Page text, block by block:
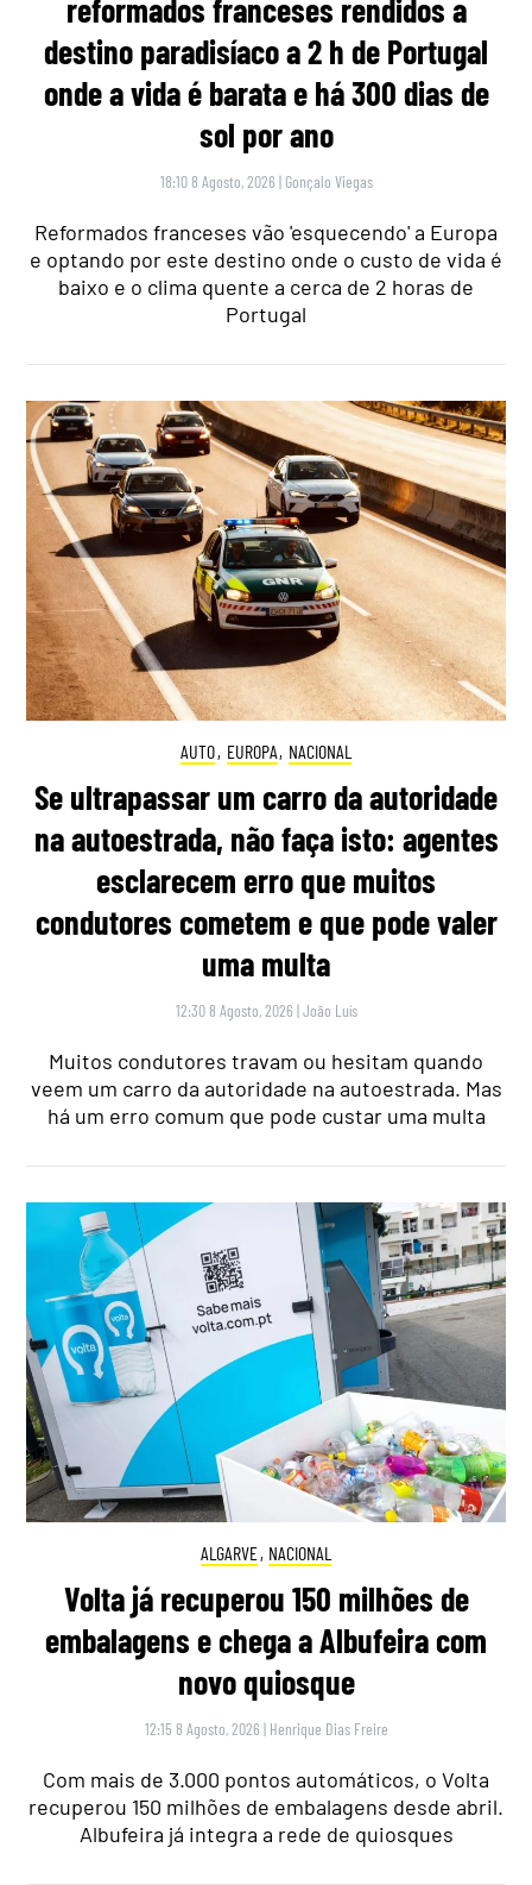
reformados franceses rendidos a
destino paradisíaco a 2 h de Portugal
onde a vida é barata e há 300 dias de
sol por ano
18:10 8 Agosto, 2026 | Gonçalo Viegas
Reformados franceses vão 'esquecendo' a Europa
e optando por este destino onde o custo de vida é
baixo e o clima quente a cerca de 2 horas de
Portugal
AUTO, EUROPA, NACIONAL
Se ultrapassar um carro da autoridade
na autoestrada, não faça isto: agentes
esclarecem erro que muitos
condutores cometem e que pode valer
uma multa
12:30 8 Agosto, 2026 |João Luís
Muitos condutores travam ou hesitam quando
veem um carro da autoridade na autoestrada. Mas
há um erro comum que pode custar uma multa
ALGARVE, NACIONAL
Volta já recuperou 150 milhões de
embalagens e chega a Albufeira com
novo quiosque
12:15 8 Agosto, 2026 | Henrique Dias Freire
Com mais de 3.000 pontos automáticos, o Volta
recuperou 150 milhões de embalagens desde abril.
Albufeira já integra a rede de quiosques